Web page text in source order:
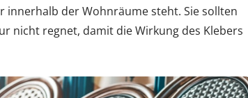
innerhalb der Wohnräume steht. Sie sollten
nicht regnet, damit die Wirkung des Klebers